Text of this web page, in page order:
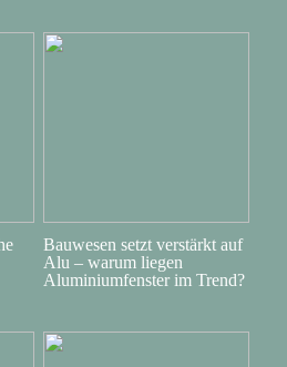
Bauwesen setzt verstärkt auf
Alu – warum liegen
Aluminiumfenster im Trend?